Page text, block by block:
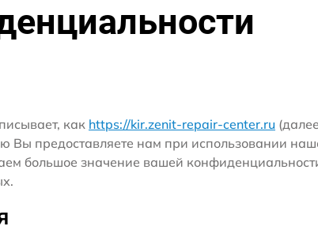
как https://kir.zenit-repair-center.ru
предоставляете нам при использовании
большое значение вашей